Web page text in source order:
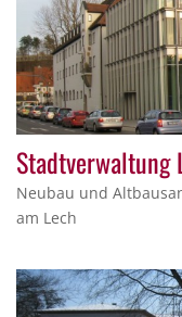
Stadtverwaltung
Neubau und
am Lech